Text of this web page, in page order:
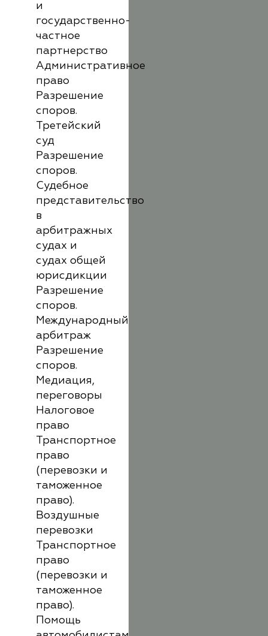
и
государственно-
частное
партнерство
Административное
право
Разрешение
споров.
Третейский
суд
Разрешение
споров.
Судебное
представительство
в
арбитражных
судах и
судах общей
юрисдикции
Разрешение
споров.
Международный
арбитраж
Разрешение
споров.
Медиация,
переговоры
Налоговое
право
Транспортное
право
(перевозки и
таможенное
право).
Воздушные
перевозки
Транспортное
право
(перевозки и
таможенное
право).
Помощь